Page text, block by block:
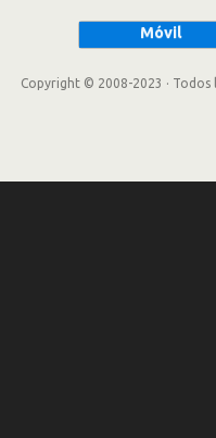
Móvil
Copyright © 2008-2023 · Todos